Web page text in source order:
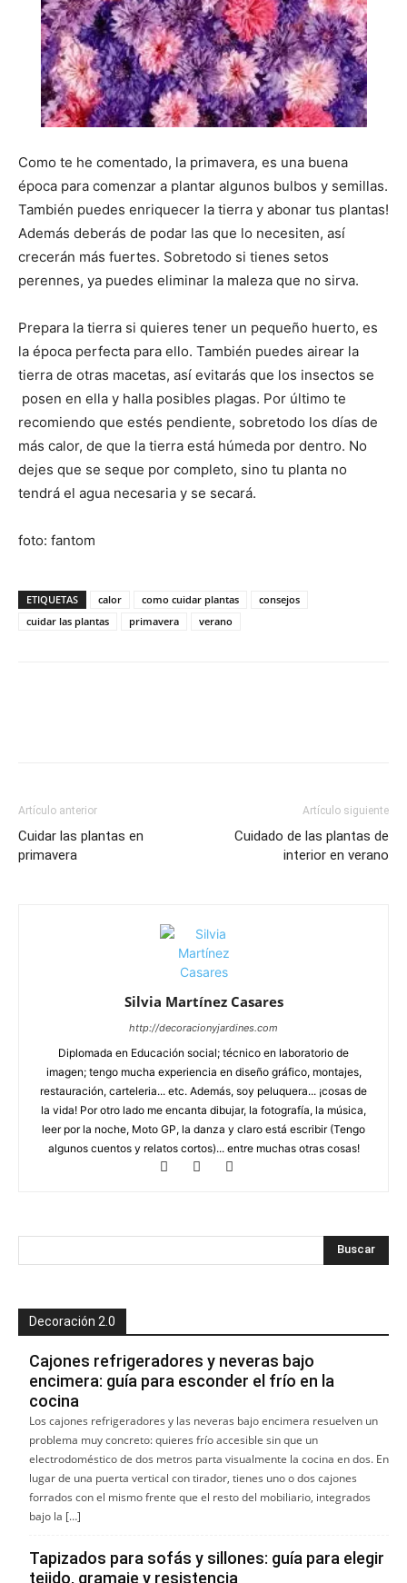
Como te he comentado, la primavera, es una buena
época para comenzar a plantar algunos bulbos y semillas.
También puedes enriquecer la tierra y abonar tus plantas!
Además deberás de podar las que lo necesiten, así
crecerán más fuertes. Sobretodo si tienes setos
perennes, ya puedes eliminar la maleza que no sirva.
Prepara la tierra si quieres tener un pequeño huerto, es
la época perfecta para ello. También puedes airear la
tierra de otras macetas, así evitarás que los insectos se
posen en ella y halla posibles plagas. Por último te
recomiendo que estés pendiente, sobretodo los días de
más calor, de que la tierra está húmeda por dentro. No
dejes que se seque por completo, sino tu planta no
tendrá el agua necesaria y se secará.
foto: fantom
ETIQUETAS calor como cuidar plantas
consejos
cuidar las plantas
primavera verano
Artículo anterior
Cuidar las plantas en
primavera
Artículo siguiente
Cuidado de las plantas de
interior en verano
Silvia Martínez Casares
http://decoracionyjardines.com
Diplomada en Educación social; técnico en laboratorio de
imagen; tengo mucha experiencia en diseño gráfico, montajes,
restauración, carteleria... etc. Además, soy peluquera... ¡cosas de
la vida! Por otro lado me encanta dibujar, la fotografía, la música,
leer por la noche, Moto GP, la danza y claro está escribir (Tengo
algunos cuentos y relatos cortos)... entre muchas otras cosas!
Decoración 2.0
Cajones refrigeradores y neveras bajo
encimera: guía para esconder el frío en la
cocina
Los cajones refrigeradores y las neveras bajo encimera resuelven un
problema muy concreto: quieres frío accesible sin que un
electrodoméstico de dos metros parta visualmente la cocina en dos. En
lugar de una puerta vertical con tirador, tienes uno o dos cajones
forrados con el mismo frente que el resto del mobiliario, integrados
bajo la […]
Tapizados para sofás y sillones: guía para elegir
tejido, gramaje y resistencia